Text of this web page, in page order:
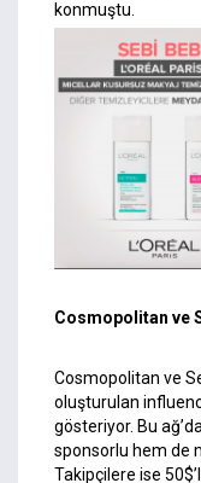
konmuştu.
Cosmopolitan ve
Cosmopolitan ve
oluşturulan
gösteriyor. Bu
sponsorlu hem de
Takipçilere ise